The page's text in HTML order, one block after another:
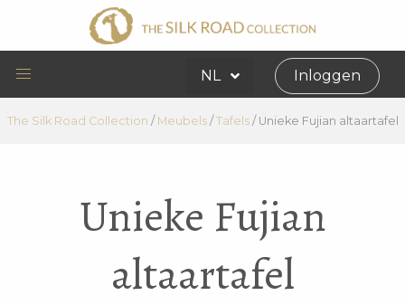
NL Inloggen
The Silk Road Collection / Meubels/ Tafels/ Unieke Fujian altaartafel
Unieke Fujian
altaartafel